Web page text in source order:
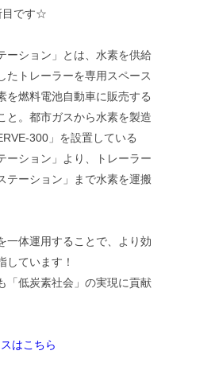
目です☆
ーション」とは、水素を供給
たトレーラーを専用スペース
を燃料電池自動車に販売する
と。都市ガスから水素を製造
300」を設置している
ーション」より、トレーラー
テーション」まで水素を運搬
一体運用することで、より効
しています！
「低炭素社会」の実現に貢献
はこちら